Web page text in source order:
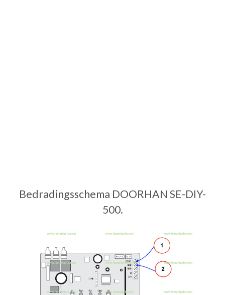
Bedradingsschema DOORHAN SE-DIY-
500.